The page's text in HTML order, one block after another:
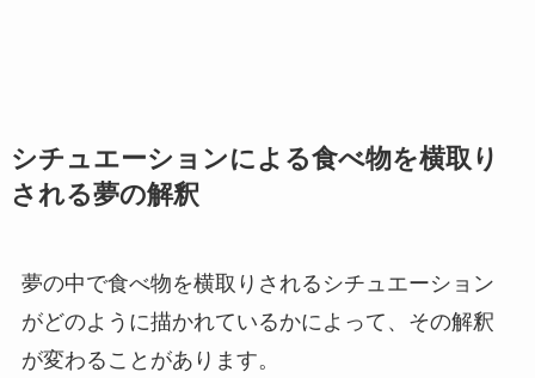
シチュエーションによる食べ物を横取り
される夢の解釈
夢の中で食べ物を横取りされるシチュエーション
がどのように描かれているかによって、その解釈
が変わることがあります。